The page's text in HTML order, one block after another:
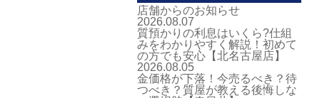
店舗からのお知らせ
2026.08.07
質預かりの利息はいくら?仕組
みをわかりやすく解説！初めて
の方でも安心【北名古屋店】
2026.08.05
金価格が下落！今売るべき？待
つべき？質屋が教える後悔しな